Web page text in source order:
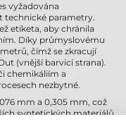
vyžadována
technické parametry.
etiketa, aby chránila
Díky průmyslovému
čímž se zkracují
(vnější barvicí strana).
chemikáliím a
nezbytné.
mm a 0,305 mm, což
syntetických materiálů.